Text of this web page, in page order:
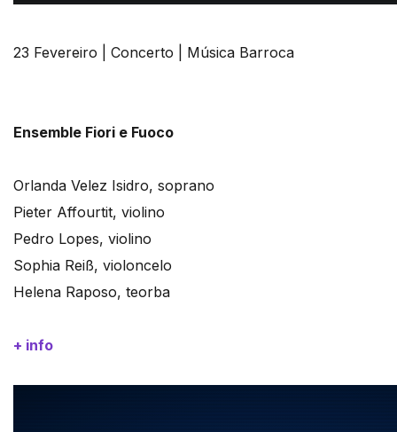
23 Fevereiro | Concerto | Música Barroca
Ensemble Fiori e Fuoco
Orlanda Velez Isidro, soprano
Pieter Affourtit, violino
Pedro Lopes, violino
Sophia Reiß, violoncelo
Helena Raposo, teorba
+ info